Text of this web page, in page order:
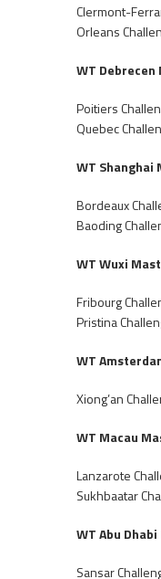
Clermont-
Orleans
WT
Poitiers
Quebec
WT Shanghai
Bordeaux
Baoding
WT Wuxi
Fribourg
Pristina
WT
Xiong’an
WT Macau
Lanzarote
Sukhbaatar
WT Abu
Sansar